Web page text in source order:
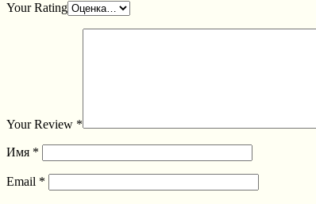
Your Rating
Your Review *
Имя *
Email *